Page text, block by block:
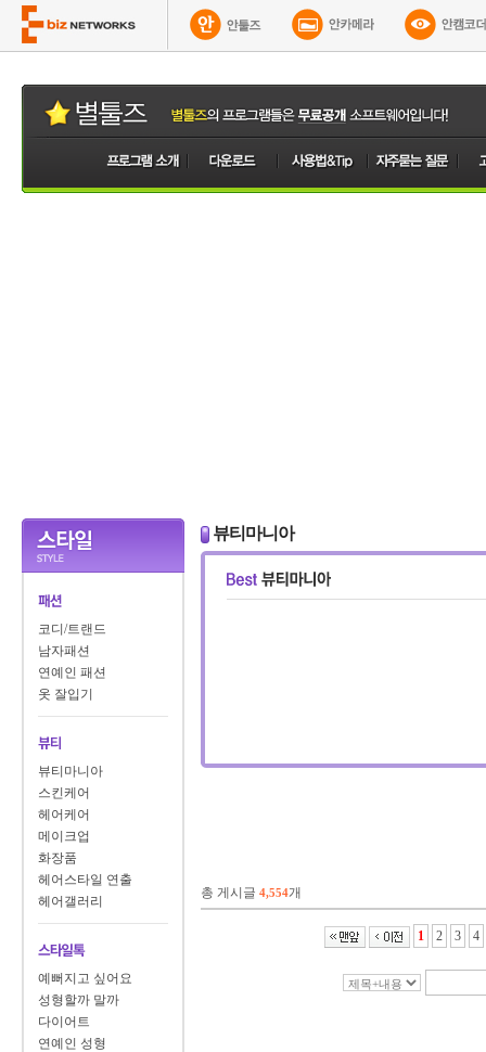
코디/트랜드
남자패션
연예인 패션
옷 잘입기
뷰티마니아
스킨케어
헤어케어
메이크업
화장품
헤어스타일 연출
헤어갤러리
예뻐지고 싶어요
성형할까 말까
다이어트
연예인 성형
뷰티마니아
총 게시글 4,554개
1 2 3 4